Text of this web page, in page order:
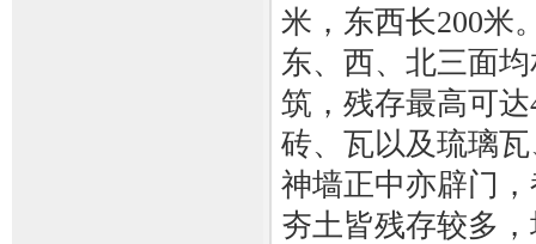
米，东西长200米
东、西、北三面
筑，残存最高可
砖、瓦以及琉璃
神墙正中亦辟门
夯土皆残存较多